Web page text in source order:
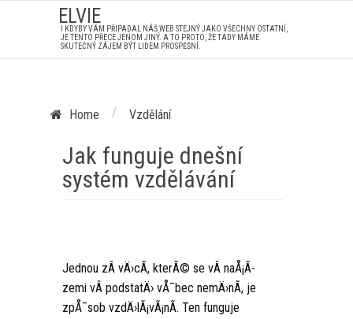
ELVIE
I KDYBY VÁM PŘIPADAL NÁŠ WEB STEJNÝ JAKO VŠECHNY OSTATNÍ,
JE TENTO PŘECE JENOM JINÝ. A TO PROTO, ŽE TADY MÁME
SKUTEČNÝ ZÁJEM BÝT LIDEM PROSPĚŠNÍ.
Home / Vzdělání
Jak funguje dnešní
systém vzdělávání
Jednou zÂ vÄ›cÃ­, kterÃ© se vÂ naÅ¡Ã­
zemi vÂ podstatÄ› vÅ¯bec nemÄ›nÃ­, je
zpÅ¯sob vzdÄ›lÃ¡vÃ¡nÃ­. Ten funguje